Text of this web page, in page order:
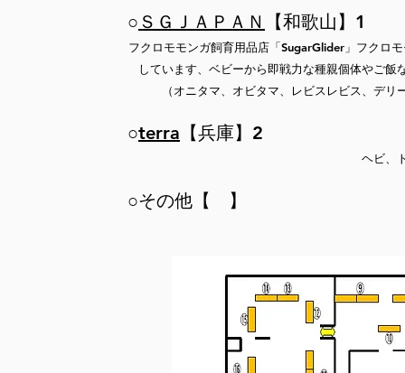
○ ＳＧＪＡＰＡＮ 【和歌山】1
フクロモモンガ飼育用品店「SugarGlider」フクロ
しています、ベビーから即戦力な種親個体やご
（オニタマ、オビタマ、レビスレビス、デ
○terra 【兵庫】2
ヘビ、
○その他【 】